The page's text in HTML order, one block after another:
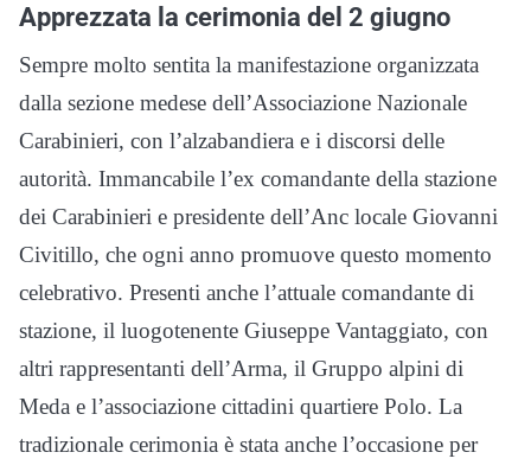
Apprezzata la cerimonia del 2 giugno
Sempre molto sentita la manifestazione organizzata
dalla sezione medese dell’Associazione Nazionale
Carabinieri, con l’alzabandiera e i discorsi delle
autorità. Immancabile l’ex comandante della stazione
dei Carabinieri e presidente dell’Anc locale Giovanni
Civitillo, che ogni anno promuove questo momento
celebrativo. Presenti anche l’attuale comandante di
stazione, il luogotenente Giuseppe Vantaggiato, con
altri rappresentanti dell’Arma, il Gruppo alpini di
Meda e l’associazione cittadini quartiere Polo. La
tradizionale cerimonia è stata anche l’occasione per